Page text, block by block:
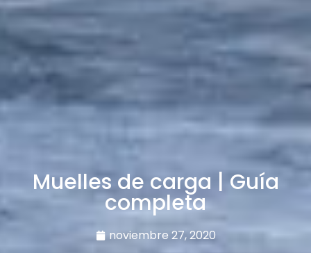
Muelles de carga | Guía
completa
noviembre 27, 2020